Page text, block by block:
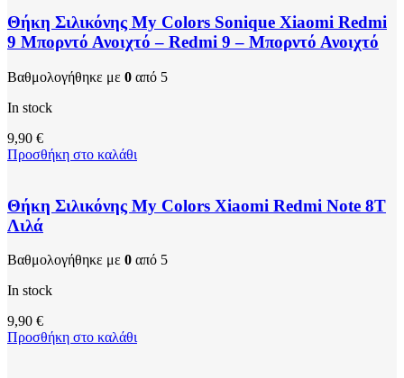
Θήκη Σιλικόνης My Colors Sonique Xiaomi Redmi
9 Μπορντό Ανοιχτό – Redmi 9 – Μπορντό Ανοιχτό
Βαθμολογήθηκε με 0 από 5
In stock
9,90 €
Προσθήκη στο καλάθι
Θήκη Σιλικόνης My Colors Xiaomi Redmi Note 8T
Λιλά
Βαθμολογήθηκε με 0 από 5
In stock
9,90 €
Προσθήκη στο καλάθι